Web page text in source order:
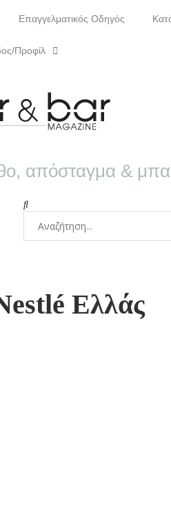
Επαγγελματικός Οδηγός
Προφίλ
απόσταγμα &
Ελλάς